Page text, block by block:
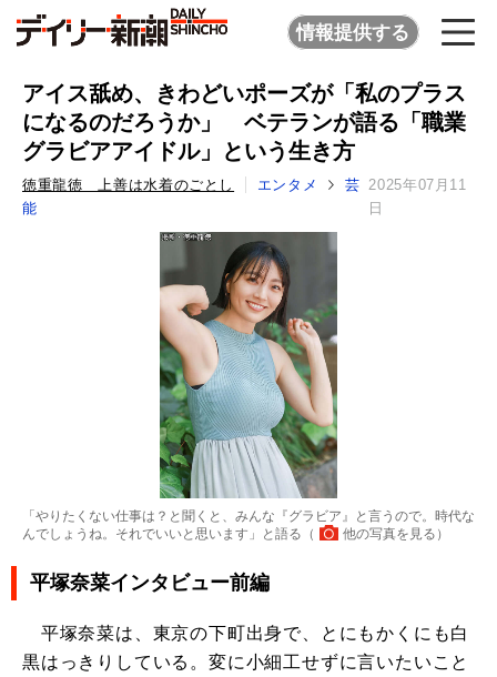
情報提供する
アイス舐め、きわどいポーズが「私のプラス
になるのだろうか」 ベテランが語る「職業
グラビアアイドル」という生き方
徳重龍徳 上善は水着のごとし エンタメ
芸
能
2025年07月11
日
「やりたくない仕事は？と聞くと、みんな『グラビア』と言うので。時代な
んでしょうね。それでいいと思います」と語る（
他の写真を見る ）
平塚奈菜インタビュー前編
平塚奈菜は、東京の下町出身で、とにもかくにも白
黒はっきりしている。変に小細工せずに言いたいこと